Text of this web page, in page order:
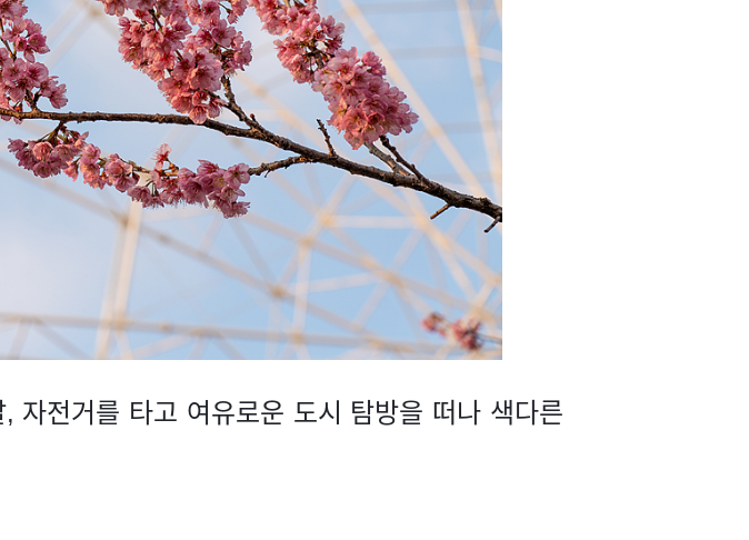
자전거를 타고 여유로운 도시 탐방을 떠나 색다른